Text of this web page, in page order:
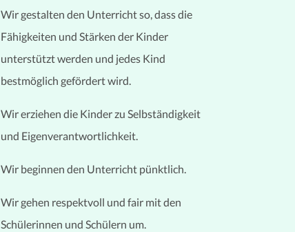
Wir gestalten den Unterricht so, dass die
Fähigkeiten und Stärken der Kinder
unterstützt werden und jedes Kind
bestmöglich gefördert wird.
Wir erziehen die Kinder zu Selbständigkeit
und Eigenverantwortlichkeit.
Wir beginnen den Unterricht pünktlich.
Wir gehen respektvoll und fair mit den
Schülerinnen und Schülern um.